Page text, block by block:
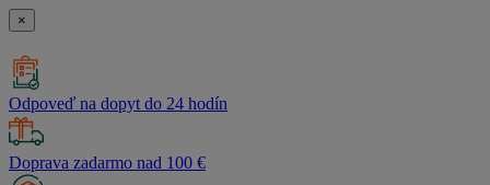
×
Odpoveď na dopyt do 24 hodín
Doprava zadarmo nad 100 €